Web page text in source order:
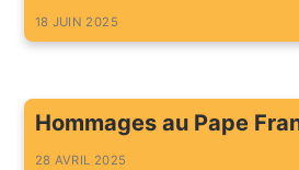
18 JUIN 2025
Hommages au Pape
28 AVRIL 2025